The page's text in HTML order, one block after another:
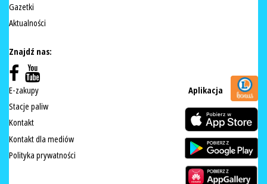
Gazetki
Aktualności
Znajdź nas:
E-zakupy
Stacje paliw
Kontakt
Kontakt dla mediów
Polityka prywatności
Aplikacja